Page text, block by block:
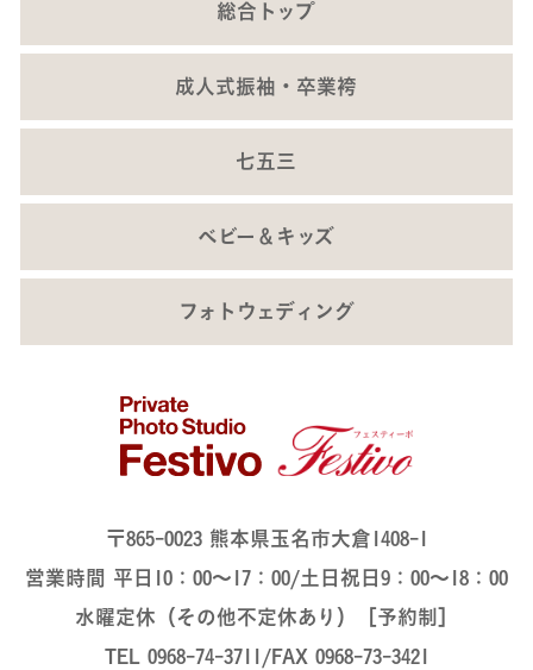
総合トップ
成人式振袖・卒業袴
七五三
ベビー＆キッズ
フォトウェディング
〒865-0023 熊本県玉名市大倉1408-1
営業時間 平日10：00～17：00/土日祝日9：00～18：00
水曜定休（その他不定休あり）［予約制］
TEL 0968-74-3711/FAX 0968-73-3421